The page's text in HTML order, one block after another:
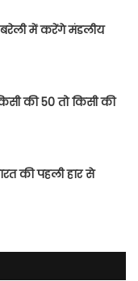
में करेंगे मंडलीय
की 50 तो किसी की
की पहली हार से